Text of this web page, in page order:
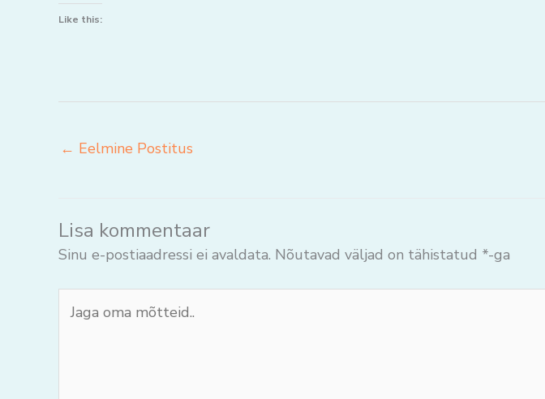
Like this:
← Eelmine Postitus
Lisa kommentaar
Sinu e-postiaadressi ei avaldata. Nõutavad väljad on tähistatud *-ga
oma